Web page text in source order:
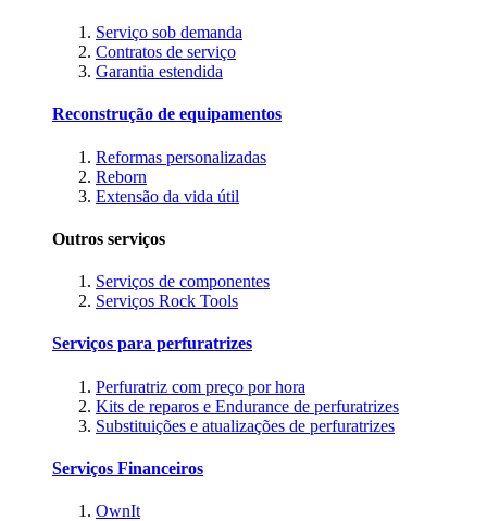
Serviço sob demanda
Contratos de serviço
Garantia estendida
Reconstrução de equipamentos
Reformas personalizadas
Reborn
Extensão da vida útil
Outros serviços
Serviços de componentes
Serviços Rock Tools
Serviços para perfuratrizes
Perfuratriz com preço por hora
Kits de reparos e Endurance de perfuratrizes
Substituições e atualizações de perfuratrizes
Serviços Financeiros
OwnIt